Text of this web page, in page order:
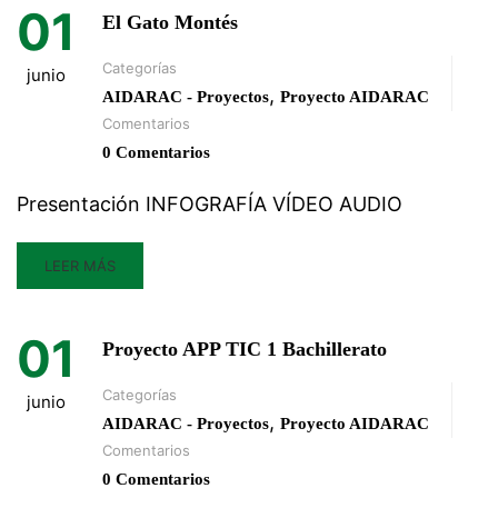
01
junio
El Gato Montés
Categorías
AIDARAC - Proyectos, Proyecto AIDARAC
Comentarios
0 Comentarios
Presentación INFOGRAFÍA VÍDEO AUDIO
LEER MÁS
01
junio
Proyecto APP TIC 1 Bachillerato
Categorías
AIDARAC - Proyectos, Proyecto AIDARAC
Comentarios
0 Comentarios